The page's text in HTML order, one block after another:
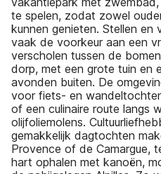
te spelen, zodat zowel
kunnen genieten. Stellen en
vaak de voorkeur aan een
verscholen tussen de
dorp, met een grote tuin en
avonden buiten. De
voor fiets- en
of een culinaire route langs
olijfoliemolens.
gemakkelijk dagtochten
Provence of de Camargue,
hart ophalen met kanoën,